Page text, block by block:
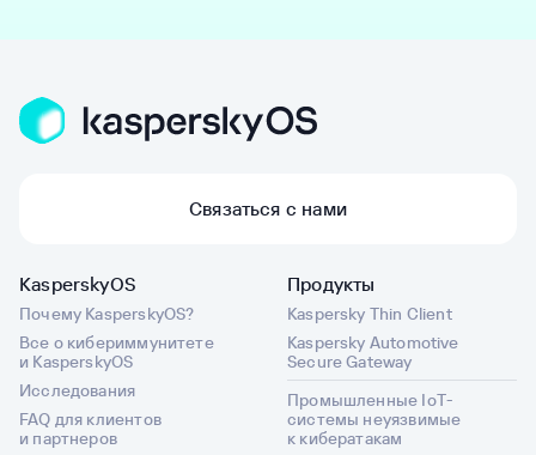
Связаться с нами
KasperskyOS
Почему KasperskyOS?
Все о кибериммунитете
и KasperskyOS
Исследования
FAQ для клиентов
и партнеров
Продукты
Kaspersky Thin Client
Kaspersky Automotive
Secure Gateway
Промышленные IoT-
системы неуязвимые
к кибератакам